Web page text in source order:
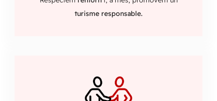
turisme responsable.